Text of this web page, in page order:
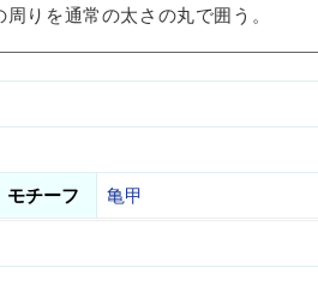
りを通常の太さの丸で囲う。
モチーフ
亀甲